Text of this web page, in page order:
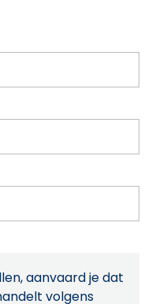
aanvaard je dat
volgens